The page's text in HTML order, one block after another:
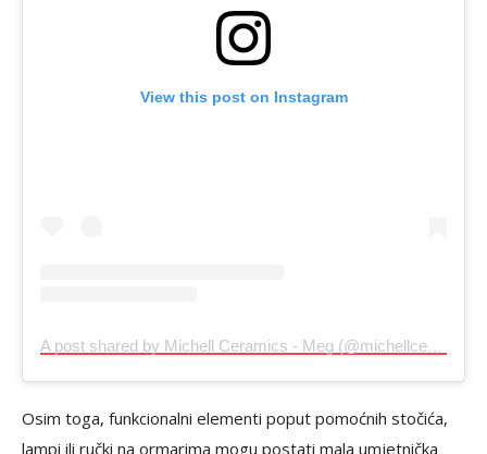
View this post on Instagram
Osim toga, funkcionalni elementi poput pomoćnih stočića,
lampi ili ručki na ormarima mogu postati mala umjetnička